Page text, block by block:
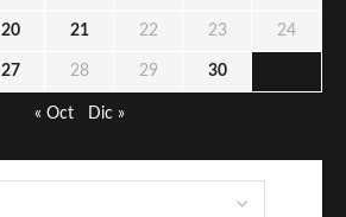
20 21 22 23 24
27 28 29 30
« Oct Dic »